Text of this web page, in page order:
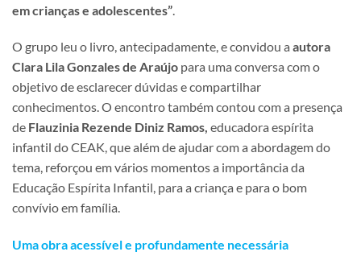
em crianças e adolescentes”
O grupo leu o livro, antecipadamente, e convidou a autora
Clara Lila Gonzales de Araújo para uma conversa com o
objetivo de esclarecer dúvidas e compartilhar
conhecimentos. O encontro também contou com a presença
de Flauzinia Rezende Diniz Ramos, educadora espírita
infantil do CEAK, que além de ajudar com a abordagem do
tema, reforçou em vários momentos a importância da
Educação Espírita Infantil, para a criança e para o bom
convívio em família.
Uma obra acessível e profundamente necessária